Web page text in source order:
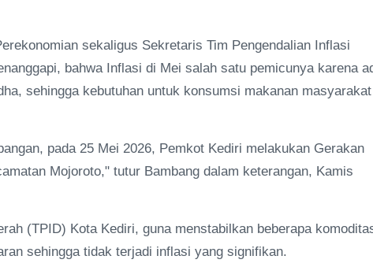
sekaligus Sekretaris Tim Pengendalian Inflasi
bahwa Inflasi di Mei salah satu pemicunya karena
sehingga kebutuhan untuk konsumsi makanan masyarakat
pada 25 Mei 2026, Pemkot Kediri melakukan Gerakan
Mojoroto," tutur Bambang dalam keterangan, Kamis
(TPID) Kota Kediri, guna menstabilkan beberapa
sehingga tidak terjadi inflasi yang signifikan.